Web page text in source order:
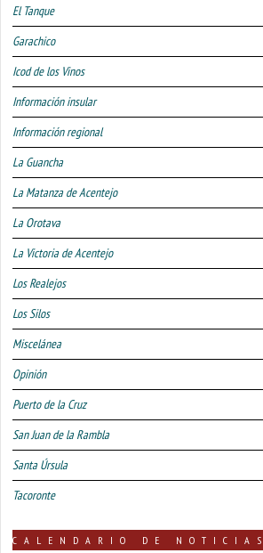
El Tanque
Garachico
Icod de los Vinos
Información insular
Información regional
La Guancha
La Matanza de Acentejo
La Orotava
La Victoria de Acentejo
Los Realejos
Los Silos
Miscelánea
Opinión
Puerto de la Cruz
San Juan de la Rambla
Santa Úrsula
Tacoronte
CALENDARIO DE NOTICIAS